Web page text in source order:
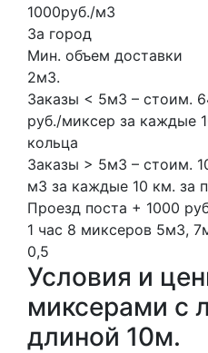
1000руб./м3
За город
Мин. объем доставки
2м3.
Заказы < 5м3 – стоим.
руб./миксер за каждые
кольца
Заказы > 5м3 – стоим.
м3 за каждые 10 км. за
Проезд поста + 1000
1 час 8 миксеров 5м3,
0,5
Условия и
миксерами с
длиной 10м.